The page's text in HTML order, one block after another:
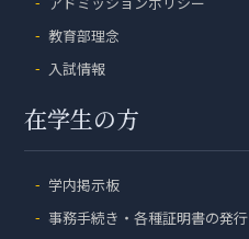
教育部理念
入試情報
在学生の方
学内掲示板
事務手続き・各種証明書の発行